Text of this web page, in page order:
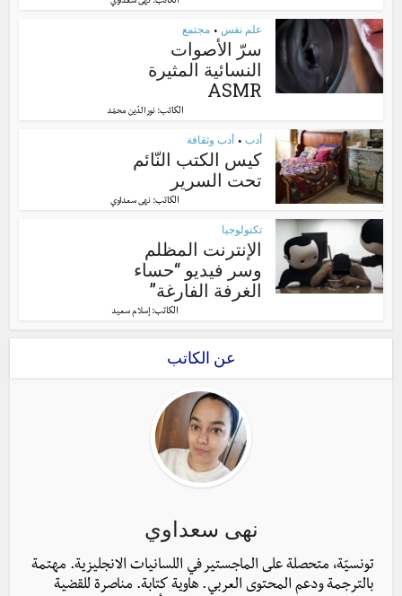
علم نفس • مجتمع
سرّ الأصوات
النسائية المثيرة
ASMR
الكاتب:نور الدّين محمّد
أدب • أدب وثقافة
كيس الكتب النّائم
تحت السرير
الكاتب: نهى سعداوي
تكنولوجيا
الإنترنت المظلم
وسر فيديو “حساء
الغرفة الفارغة”
الكاتب: إسلام سعيد
عن الكاتب
نهى سعداوي
تونسيّة، متحصلة على الماجستير في اللسانيات الانجليزية. مهتمة
بالترجمة ودعم المحتوى العربي. هاوية كتابة. مناصرة للقضية